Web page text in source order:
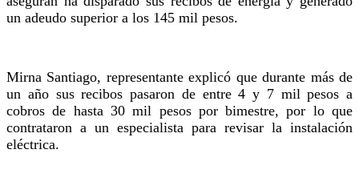
un adeudo superior a los 145 mil pesos.
Mirna Santiago, representante explicó que durante más de
un año sus recibos pasaron de entre 4 y 7 mil pesos a
cobros de hasta 30 mil pesos por bimestre, por lo que
contrataron a un especialista para revisar la instalación
eléctrica.